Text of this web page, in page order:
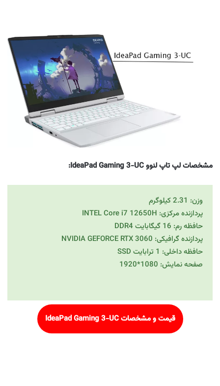
مشخصات لپ تاپ لنوو IdeaPad Gaming 3-UC:
وزن: 2.31 کیلوگرم
پردازنده مرکزی: INTEL Core i7 12650H
حافظه رم: 16 گیگابایت DDR4
پردازنده گرافیکی: NVIDIA GEFORCE RTX 3060
حافظه داخلی: 1 ترابایت SSD
صفحه نمایش: 1080*1920
قیمت و مشخصاتIdeaPad Gaming 3-UC